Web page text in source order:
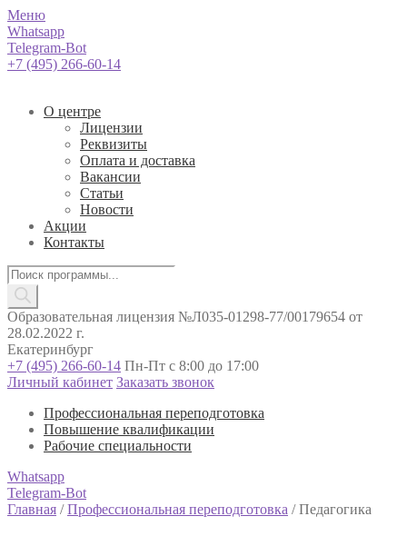
Меню
Whatsapp
Telegram-Bot
+7 (495) 266-60-14
О центре
Лицензии
Реквизиты
Оплата и доставка
Вакансии
Статьи
Новости
Акции
Контакты
Поиск
товаров
Образовательная лицензия №Л035-01298-77/00179654 от
28.02.2022 г.
Екатеринбург
+7 (495) 266-60-14 Пн-Пт с 8:00 до 17:00
Личный кабинет Заказать звонок
Профессиональная переподготовка
Повышение квалификации
Рабочие специальности
Whatsapp
Telegram-Bot
Главная /Профессиональная переподготовка /Педагогика